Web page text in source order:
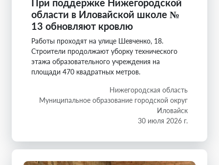
области в Иловайской школе №
13 обновляют кровлю
Работы проходят на улице Шевченко, 18.
Строители продолжают уборку технического
этажа образовательного учреждения на
площади 470 квадратных метров.
Нижегородская область
Муниципальное образование городской округ
Иловайск
30 июля 2026 г.